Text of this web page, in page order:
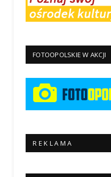
FOTOOPOLSKIE W AKCJI
R E K L A M A